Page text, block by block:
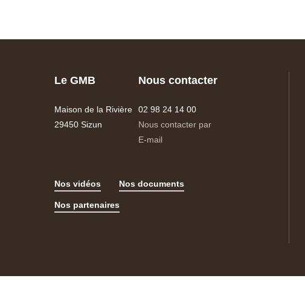
Le GMB
Maison de la Rivière
29450 Sizun
Nous contacter
02 98 24 14 00
Nous contacter par
E-mail
Nos vidéos Nos documents
Nos partenaires